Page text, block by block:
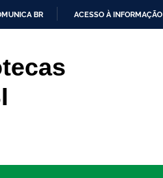
CONTEÚDO
BR ACESSO À INFORMAÇÃO